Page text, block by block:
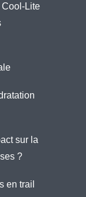
Cool-Lite
sur la
?
en trail